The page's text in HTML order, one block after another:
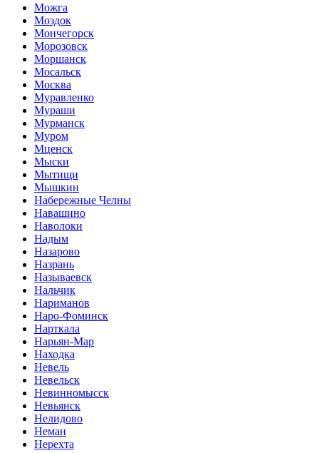
Можга
Моздок
Мончегорск
Морозовск
Моршанск
Мосальск
Москва
Муравленко
Мураши
Мурманск
Муром
Мценск
Мыски
Мытищи
Мышкин
Набережные Челны
Навашино
Наволоки
Надым
Назарово
Назрань
Называевск
Нальчик
Нариманов
Наро-Фоминск
Нарткала
Нарьян-Мар
Находка
Невель
Невельск
Невинномысск
Невьянск
Нелидово
Неман
Нерехта